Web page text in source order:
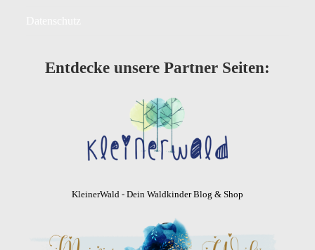
Entdecke unsere Partner Seiten:
KleinerWald - Dein Waldkinder Blog & Shop